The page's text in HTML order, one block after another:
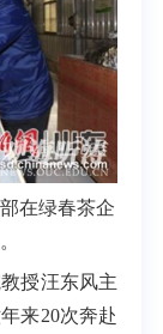
在绿春茶企
授汪东风主
来20次奔赴